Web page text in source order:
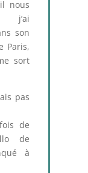
nous
j’ai
son
Paris,
sort
pas
de
de
à